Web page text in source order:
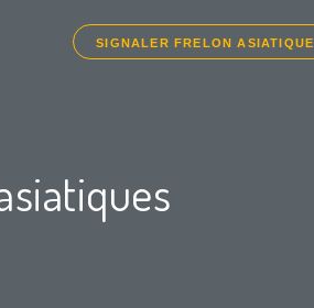
SIGNALER FRELON ASIATIQUE